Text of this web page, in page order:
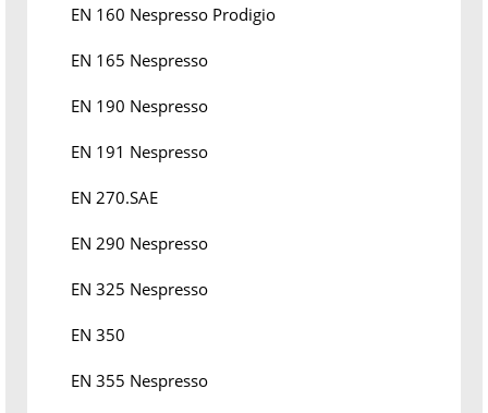
EN 160 Nespresso Prodigio
EN 165 Nespresso
EN 190 Nespresso
EN 191 Nespresso
EN 270.SAE
EN 290 Nespresso
EN 325 Nespresso
EN 350
EN 355 Nespresso